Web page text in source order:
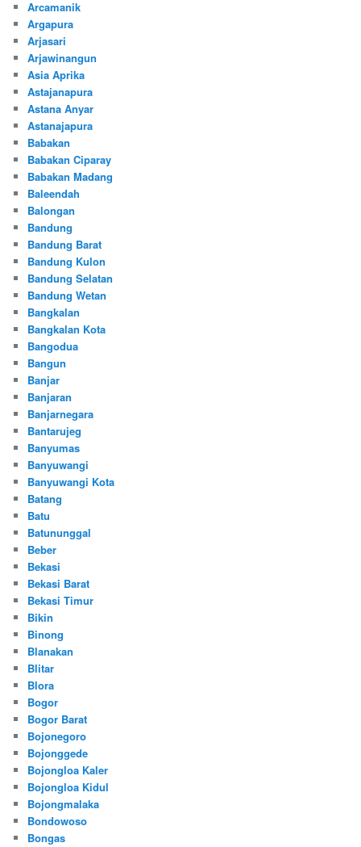
Arcamanik
Argapura
Arjasari
Arjawinangun
Asia Aprika
Astajanapura
Astana Anyar
Astanajapura
Babakan
Babakan Ciparay
Babakan Madang
Baleendah
Balongan
Bandung
Bandung Barat
Bandung Kulon
Bandung Selatan
Bandung Wetan
Bangkalan
Bangkalan Kota
Bangodua
Bangun
Banjar
Banjaran
Banjarnegara
Bantarujeg
Banyumas
Banyuwangi
Banyuwangi Kota
Batang
Batu
Batununggal
Beber
Bekasi
Bekasi Barat
Bekasi Timur
Bikin
Binong
Blanakan
Blitar
Blora
Bogor
Bogor Barat
Bojonegoro
Bojonggede
Bojongloa Kaler
Bojongloa Kidul
Bojongmalaka
Bondowoso
Bongas